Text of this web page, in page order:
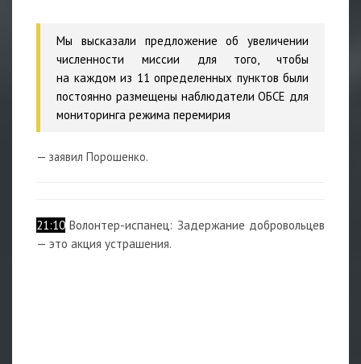
Мы высказали предложение об увеличении
численности миссии для того, чтобы
на каждом из 11 определенных пунктов были
постоянно размещены наблюдатели ОБСЕ для
мониторинга режима перемирия
— заявил Порошенко.
21:10 Волонтер-испанец: Задержание добровольцев
— это акция устрашения.